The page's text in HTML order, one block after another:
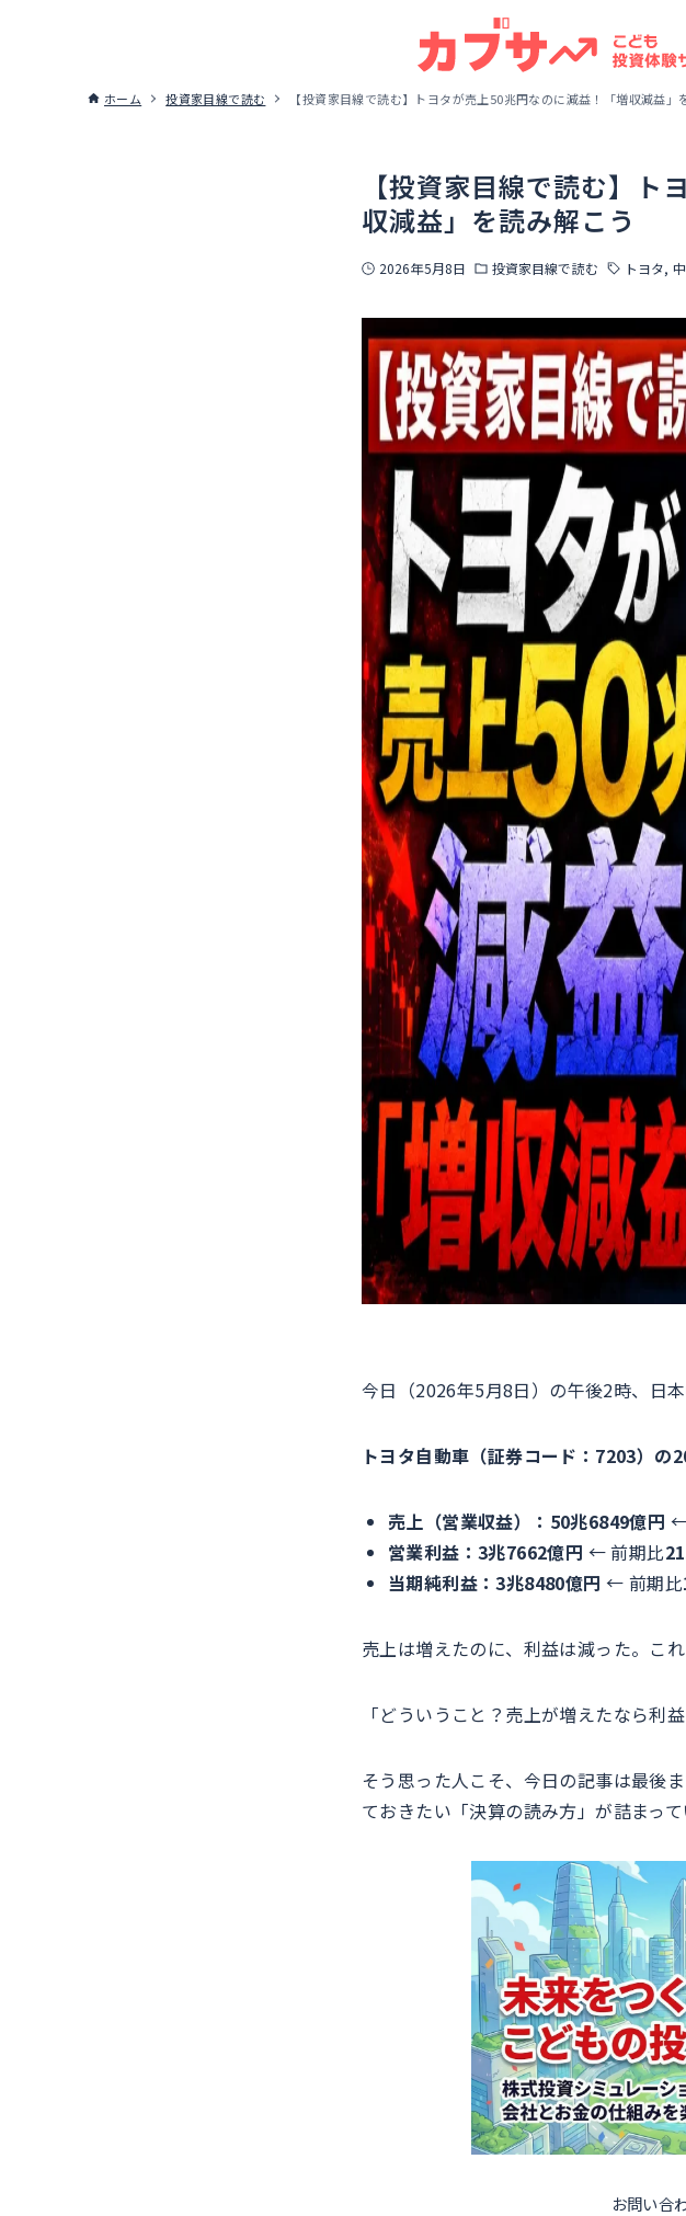
ホーム 投資家目線で読む 【投資家目線で読む】トヨタが売上50兆円なのに減益！「増収減益」
【投資家目線で読む】
収減益」を読み解こう
2026年5月8日 投資家目線で読む トヨタ
今日（2026年5月8日）の午後2時、日
トヨタ自動車（証券コード：7203）の
売上（営業収益）：50兆6849億円 ←
営業利益：3兆7662億円 ← 前期比
当期純利益：3兆8480億円 ← 前期比
売上は増えたのに、利益は減った。こ
「どういうこと？売上が増えたなら利
そう思った人こそ、今日の記事は最後
ておきたい「決算の読み方」が詰まって
お問い合